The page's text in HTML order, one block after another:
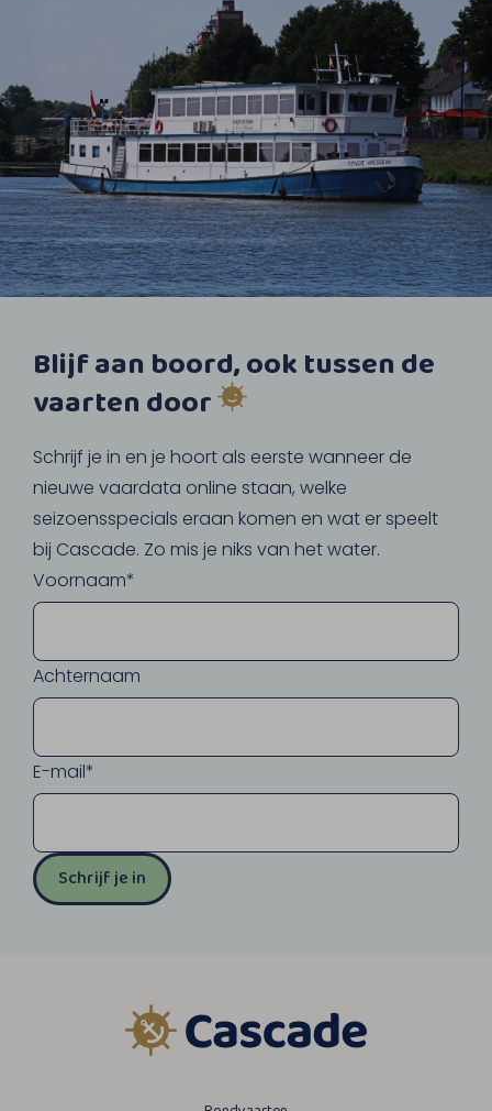
Blijf aan boord, ook tussen de
vaarten door
Schrijf je in en je hoort als eerste wanneer de
nieuwe vaardata online staan, welke
seizoensspecials eraan komen en wat er speelt
bij Cascade. Zo mis je niks van het water.
Voornaam*
Achternaam
E-mail*
Schrijf je in